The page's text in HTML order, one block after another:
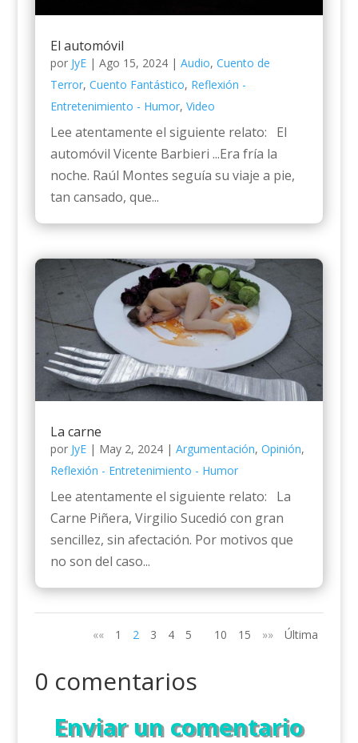
El automóvil
por JyE| Ago 15, 2024| Audio, Cuento de
Terror, Cuento Fantástico, Reflexión -
Entretenimiento - Humor, Video
Lee atentamente el siguiente relato: El
automóvil Vicente Barbieri ...Era fría la
noche. Raúl Montes seguía su viaje a pie,
tan cansado, que...
La carne
por JyE| May 2, 2024| Argumentación, Opinión,
Reflexión - Entretenimiento - Humor
Lee atentamente el siguiente relato: La
Carne Piñera, Virgilio Sucedió con gran
sencillez, sin afectación. Por motivos que
no son del caso...
«« 1 2 3 4 5 10 15 »» Última
0 comentarios
Enviar un comentario